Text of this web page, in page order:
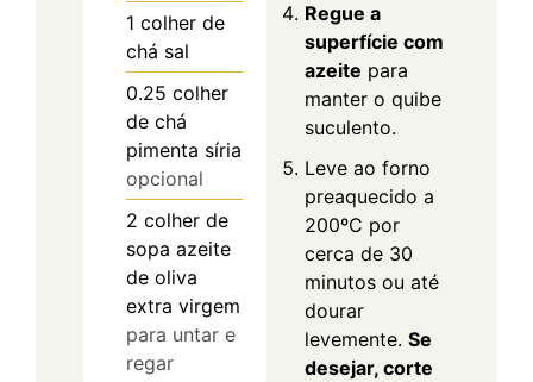
1 colher de
chá sal
0.25 colher
de chá
pimenta síria
opcional
2 colher de
sopa azeite
de oliva
extra virgem
para untar e
regar
Regue a
superfície com
azeite para
manter o quibe
suculento.
Leve ao forno
preaquecido a
200ºC por
cerca de 30
minutos ou até
dourar
levemente. Se
desejar, corte